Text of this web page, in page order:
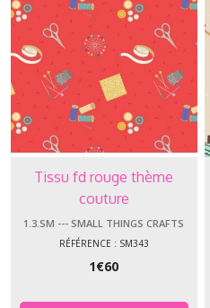
Tissu fd rouge thème
couture
1.3.SM --- SMALL THINGS CRAFTS
RÉFÉRENCE : SM343
1€60